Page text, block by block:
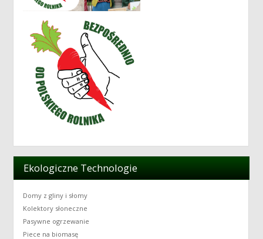
Ekologiczne Technologie
Domy z gliny i słomy
Kolektory słoneczne
Pasywne ogrzewanie
Piece na biomasę